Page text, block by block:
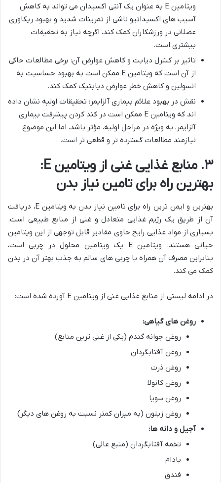
ویتامین E به عنوان یک آنتی اکسیدان می تواند به کاهش
آسیب های اکسیداتیو ناشی از تمرینات شدید و بهبود ریکاوری
عضلانی در ورزشکاران کمک کند، اگرچه نیاز به تحقیقات
بیشتری است.
تاثیر بر کنترل دیابت و کاهش عوارض آن: برخی مطالعات حاکی
از آن است که ویتامین E ممکن است به بهبود حساسیت به
انسولین و کاهش خطر عوارض دیابتیک کمک کند.
نقش در بهبود علائم بیماری آلزایمر: تحقیقات اولیه نشان داده
اند که ویتامین E ممکن است در کند کردن پیشرفت بیماری
آلزایمر، به ویژه در مراحل اولیه، مؤثر باشد، اما این موضوع
نیازمند مطالعات گسترده تر و قطعی تر است.
۳. منابع غذایی غنی از ویتامین E:
بهترین راه برای تامین نیاز بدن
بهترین و ایمن ترین راه برای تامین نیاز بدن به ویتامین E، دریافت
آن از طریق یک رژیم غذایی متعادل و غنی از منابع طبیعی است.
بسیاری از مواد غذایی رایج حاوی مقادیر قابل توجهی از این ویتامین
حیاتی هستند. ویتامین E یک ویتامین محلول در چربی است،
بنابراین مصرف آن همراه با چربی های سالم به جذب بهتر آن در بدن
کمک می کند.
در ادامه لیستی از منابع غذایی غنی از ویتامین E آورده شده است:
روغن های گیاهی:
روغن جوانه گندم (یکی از غنی ترین منابع)
روغن آفتابگردان
روغن ذرت
روغن کانولا
روغن سویا
روغن زیتون (به میزان کمتر نسبت به روغن های دیگر)
آجیل و دانه ها:
تخمه آفتابگردان (منبع عالی)
بادام
فندق